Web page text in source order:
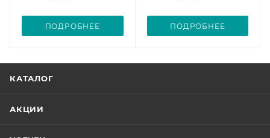
ПОДРОБНЕЕ ПОДРОБНЕЕ
КАТАЛОГ
АКЦИИ